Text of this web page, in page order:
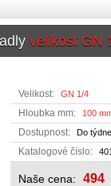
velikost GN
Velikost: GN 1/4
Hloubka mm: 100
Dostupnost: Do týdne
Katalogové číslo:
Naše cena: 494